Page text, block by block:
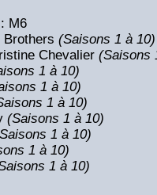
: M6
Brothers (Saisons 1 à 10)
Chevalier (Saisons
1 à 10)
1 à 10)
1 à 10)
(Saisons 1 à 10)
1 à 10)
1 à 10)
1 à 10)